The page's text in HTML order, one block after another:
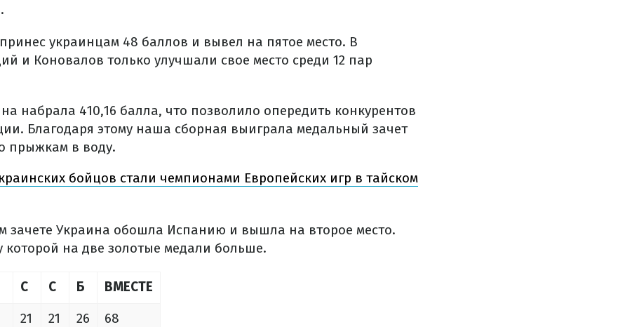
украинцам 48 баллов и вывел на пятое место. В
и Коновалов только улучшали свое место среди 12 пар
набрала 410,16 балла, что позволило опередить конкурентов
Благодаря этому наша сборная выиграла медальный зачет
прыжкам в воду.
бойцов стали чемпионами Европейских игр в тайском
зачете Украина обошла Испанию и вышла на второе место.
которой на две золотые медали больше.
С С Б
ВМЕСТЕ
21 21 26
68